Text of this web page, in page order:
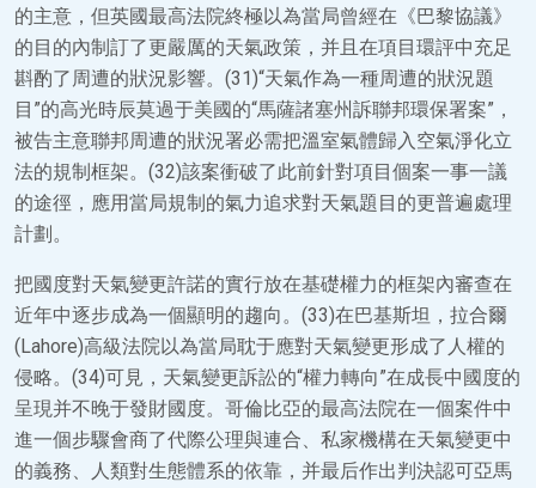
的主意，但英國最高法院終極以為當局曾經在《巴黎協議》
的目的內制訂了更嚴厲的天氣政策，并且在項目環評中充足
斟酌了周遭的狀況影響。(31)“天氣作為一種周遭的狀況題
目”的高光時辰莫過于美國的“馬薩諸塞州訴聯邦環保署案”，
被告主意聯邦周遭的狀況署必需把溫室氣體歸入空氣淨化立
法的規制框架。(32)該案衝破了此前針對項目個案一事一議
的途徑，應用當局規制的氣力追求對天氣題目的更普遍處理
計劃。
把國度對天氣變更許諾的實行放在基礎權力的框架內審查在
近年中逐步成為一個顯明的趨向。(33)在巴基斯坦，拉合爾
(Lahore)高級法院以為當局耽于應對天氣變更形成了人權的
侵略。(34)可見，天氣變更訴訟的“權力轉向”在成長中國度的
呈現并不晚于發財國度。哥倫比亞的最高法院在一個案件中
進一個步驟會商了代際公理與連合、私家機構在天氣變更中
的義務、人類對生態體系的依靠，并最后作出判決認可亞馬